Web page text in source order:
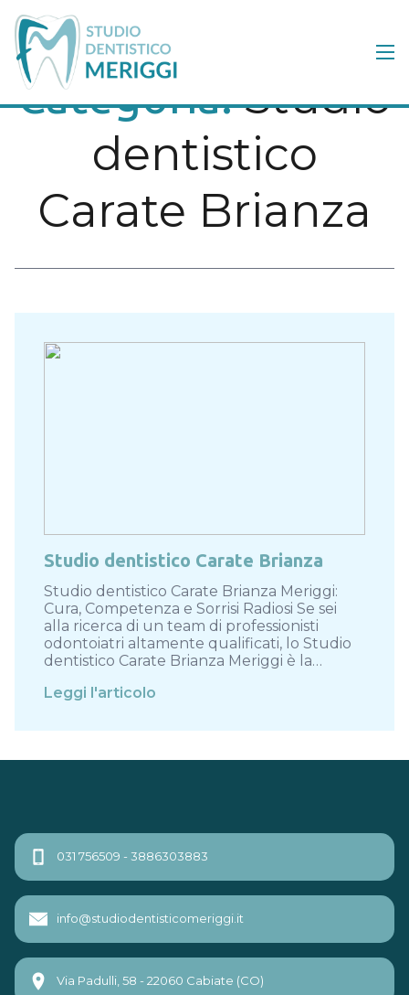
Categoria:Studio
dentistico
Carate Brianza
Studio dentistico Carate Brianza
Studio dentistico Carate Brianza Meriggi:
Cura, Competenza e Sorrisi Radiosi Se sei
alla ricerca di un team di professionisti
odontoiatri altamente qualificati, lo Studio
dentistico Carate Brianza Meriggi è la…
Leggi l'articolo
031 756509 - 3886303883
info@studiodentisticomeriggi.it
Via Padulli, 58 - 22060 Cabiate (CO)